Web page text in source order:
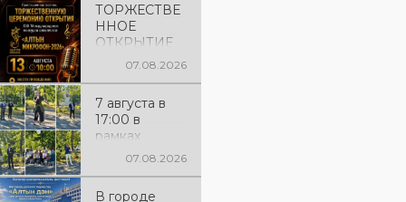
ТОРЖЕСТВЕ
ННОЕ
ОТКРЫТИЕ
«АЛТЫН
Приглашаем
вас на
торжественн
церемонию
открытия XXII
07.08.2026
7 августа в
17:00 в
рамках
исполнения
07.08.2026
В городе